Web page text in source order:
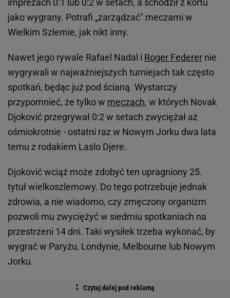
imprezach 0:1 lub 0:2 w setach, a schodził z kortu
jako wygrany. Potrafi „zarządzać" meczami w
Wielkim Szlemie, jak nikt inny.
Nawet jego rywale Rafael Nadal i Roger Federer nie
wygrywali w najważniejszych turniejach tak często
spotkań, będąc już pod ścianą. Wystarczy
przypomnieć, że tylko w meczach, w których Novak
Djoković przegrywał 0:2 w setach zwyciężał aż
ośmiokrotnie - ostatni raz w Nowym Jorku dwa lata
temu z rodakiem Laslo Djere.
Djoković wciąż może zdobyć ten upragniony 25.
tytuł wielkoszlemowy. Do tego potrzebuje jednak
zdrowia, a nie wiadomo, czy zmęczony organizm
pozwoli mu zwyciężyć w siedmiu spotkaniach na
przestrzeni 14 dni. Taki wysiłek trzeba wykonać, by
wygrać w Paryżu, Londynie, Melbourne lub Nowym
Jorku.